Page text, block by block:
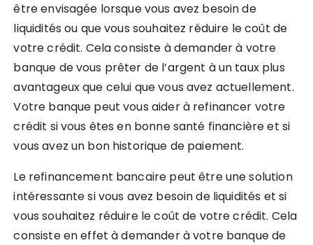
être envisagée lorsque vous avez besoin de
liquidités ou que vous souhaitez réduire le coût de
votre crédit. Cela consiste à demander à votre
banque de vous prêter de l’argent à un taux plus
avantageux que celui que vous avez actuellement.
Votre banque peut vous aider à refinancer votre
crédit si vous êtes en bonne santé financière et si
vous avez un bon historique de paiement.
Le refinancement bancaire peut être une solution
intéressante si vous avez besoin de liquidités et si
vous souhaitez réduire le coût de votre crédit. Cela
consiste en effet à demander à votre banque de